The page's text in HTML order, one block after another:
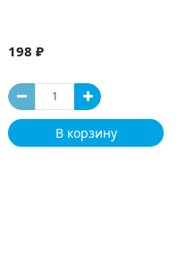
198 ₽
В корзину